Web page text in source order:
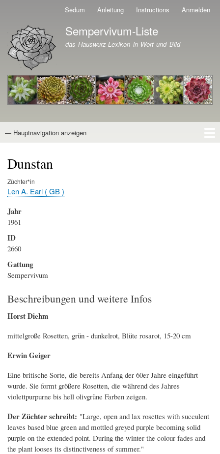
Direkt
zum
Inhalt
Sedum Anleitung Instructions Anmelden
Branding der Website
Sempervivum-Liste
das Hauswurz-Lexikon in Wort und Bild
Hauptnavigation
— Hauptnavigation anzeigen
Dunstan
Züchter*in
Len A. Earl ( GB )
Jahr
1961
ID
2660
Gattung
Sempervivum
Beschreibungen und weitere Infos
Horst Diehm
mittelgroße Rosetten, grün - dunkelrot, Blüte rosarot, 15-20 cm
Erwin Geiger
Eine britische Sorte, die bereits Anfang der 60er Jahre eingeführt
wurde. Sie formt größere Rosetten, die während des Jahres
violettpurpurne bis hell olivgrüne Farben zeigen.
Der Züchter schreibt: "Large, open and lax rosettes with succulent
leaves based blue green and mottled greyed purple becoming solid
purple on the extended point. During the winter the colour fades and
the plant looses its distinctiveness of summer."